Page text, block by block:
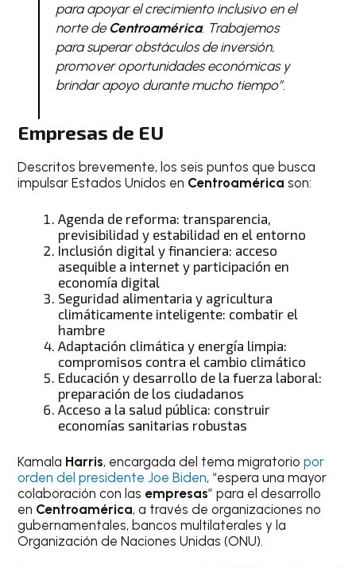
para apoyar el crecimiento inclusivo en el
norte de Centroamérica. Trabajemos
para superar obstáculos de inversión,
promover oportunidades económicas y
brindar apoyo durante mucho tiempo”.
Empresas de EU
Descritos brevemente, los seis puntos que busca
impulsar Estados Unidos en Centroamérica son:
Agenda de reforma: transparencia,
previsibilidad y estabilidad en el entorno
Inclusión digital y financiera: acceso
asequible a internet y participación en
economía digital
Seguridad alimentaria y agricultura
climáticamente inteligente: combatir el
hambre
Adaptación climática y energía limpia:
compromisos contra el cambio climático
Educación y desarrollo de la fuerza laboral:
preparación de los ciudadanos
Acceso a la salud pública: construir
economías sanitarias robustas
Kamala Harris, encargada del tema migratoriopor
orden del presidente Joe Biden, “espera una mayor
colaboración con las empresas” para el desarrollo
en Centroamérica, a través de organizaciones no
gubernamentales, bancos multilaterales y la
Organización de Naciones Unidas (ONU).